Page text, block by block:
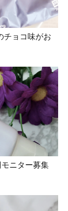
チョコ味がお
ニター募集